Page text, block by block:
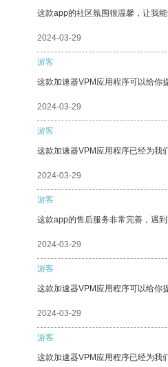
这款app的社区氛围很温馨，让我能
2024-03-29
游客
这款加速器VPM应用程序可以给你
2024-03-29
游客
这款加速器VPM应用程序已经为我
2024-03-29
游客
这款app的售后服务非常完善，遇
2024-03-29
游客
这款加速器VPM应用程序可以给你
2024-03-29
游客
这款加速器VPM应用程序已经为我